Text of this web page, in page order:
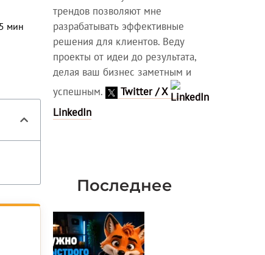
мин
трендов позволяют мне
разрабатывать эффективные
решения для клиентов. Веду
проекты от идеи до результата,
делая ваш бизнес заметным и
успешным.
Twitter / X
LinkedIn
Последнее